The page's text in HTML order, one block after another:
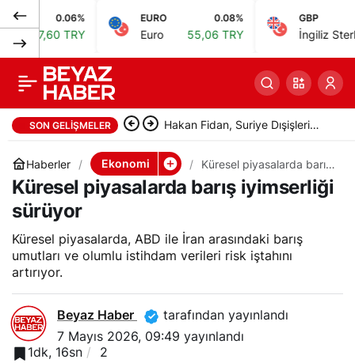
0.06% EURO 0.08%
Euro 55,06 TRY
GBP
İngiliz Sterlini 64,21
SON GELIŞMELER Hakan Fidan, Suriye Dışişleri
Bakanı Şeybani ile görüştü
Haberler Ekonomi
Küresel piyasalarda barış
iyimserliği sürüyor
Küresel piyasalarda barış iyimserliği
sürüyor
Küresel piyasalarda, ABD ile İran arasındaki barış
umutları ve olumlu istihdam verileri risk iştahını
artırıyor.
Beyaz Haber
tarafından yayınlandı
7 Mayıs 2026, 09:49 yayınlandı
1dk, 16sn
2
Tam Finans,
Aksaray’da 52.
şubesini açtı
0 Paylaş